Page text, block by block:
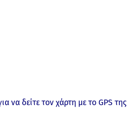
να δείτε τον χάρτη με το GPS της